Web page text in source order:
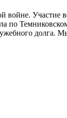
Участие
по
долга.